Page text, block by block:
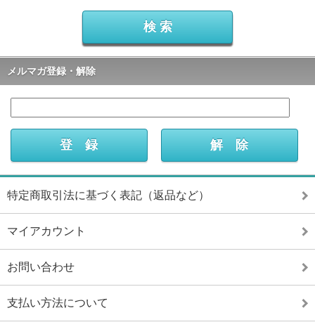
メルマガ登録・解除
特定商取引法に基づく表記（返品など）
マイアカウント
お問い合わせ
支払い方法について